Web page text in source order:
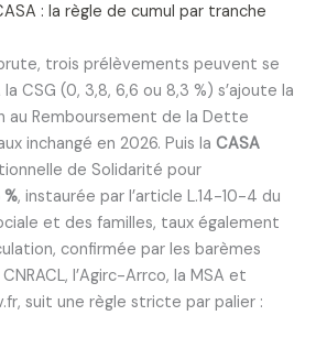
: la règle de cumul par tranche
trois prélèvements peuvent se
CSG (0, 3,8, 6,6 ou 8,3 %) s’ajoute la
au Remboursement de la Dette
inchangé en 2026. Puis laCASA
de Solidarité pour
%, instaurée par l’article L.14-10-4 du
et des familles, taux également
confirmée par les barèmes
l’Agirc-Arrco, la MSA et
suit une règle stricte par palier :